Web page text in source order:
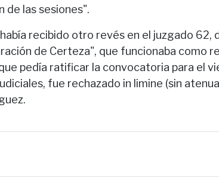
de las sesiones".
recibido otro revés en el juzgado 62,
de Certeza", que funcionaba como
pedía ratificar la convocatoria para el
fue rechazado in limine (sin